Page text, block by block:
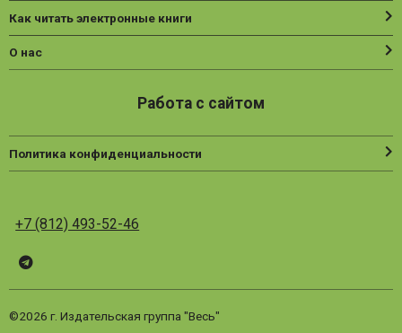
Как читать электронные книги
О нас
Работа с сайтом
Политика конфиденциальности
+7 (812) 493-52-46
Telegram
©2026 г. Издательская группа "Весь"